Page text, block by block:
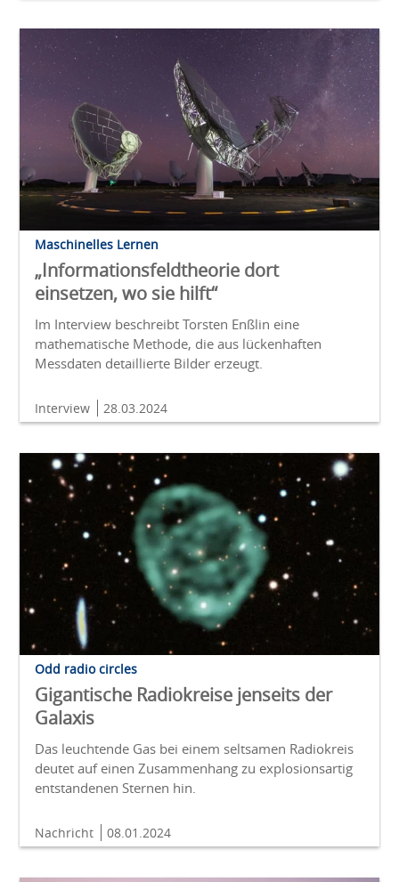
Maschinelles Lernen
„Informationsfeldtheorie dort
einsetzen, wo sie hilft“
Im Interview beschreibt Torsten Enßlin eine
mathematische Methode, die aus lückenhaften
Messdaten detaillierte Bilder erzeugt.
Interview 28.03.2024
Odd radio circles
Gigantische Radiokreise jenseits der
Galaxis
Das leuchtende Gas bei einem seltsamen Radiokreis
deutet auf einen Zusammenhang zu explosionsartig
entstandenen Sternen hin.
Nachricht 08.01.2024